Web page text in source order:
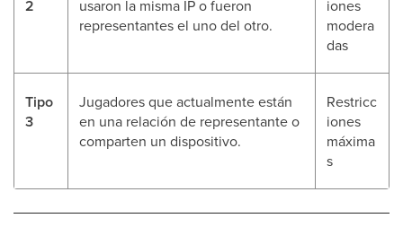
2
usaron la misma IP o fueron
representantes el uno del otro.
iones
modera
das
Tipo
3
Jugadores que actualmente están
en una relación de representante o
comparten un dispositivo.
Restricc
iones
máxima
s